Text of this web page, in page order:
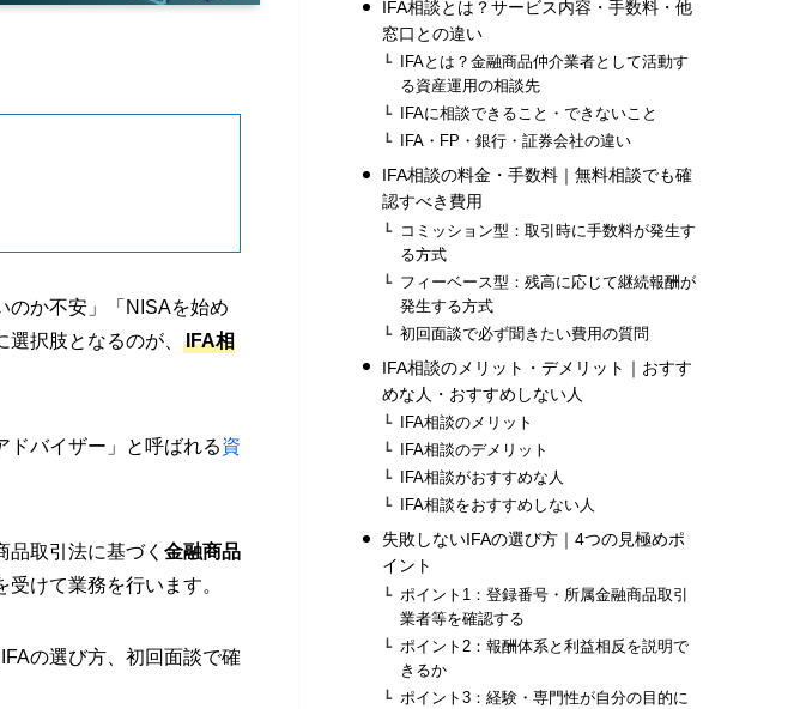
のか不安」「NISAを始め
択肢となるのが、
IFA相
ドバイザー」と呼ばれる資
取引法に基づく 金融商品
受けて業務を行います。
の選び方、初回面談で確
IFA相談とは？サービス内容・手数料・他
窓口との違い
IFAとは？金融商品仲介業者として活動す
る資産運用の相談先
IFAに相談できること・できないこと
IFA・FP・銀行・証券会社の違い
IFA相談の料金・手数料｜無料相談でも確
認すべき費用
コミッション型：取引時に手数料が発生す
る方式
フィーベース型：残高に応じて継続報酬が
発生する方式
初回面談で必ず聞きたい費用の質問
IFA相談のメリット・デメリット｜おすす
めな人・おすすめしない人
IFA相談のメリット
IFA相談のデメリット
IFA相談がおすすめな人
IFA相談をおすすめしない人
失敗しないIFAの選び方｜4つの見極めポ
イント
ポイント1：登録番号・所属金融商品取引
業者等を確認する
ポイント2：報酬体系と利益相反を説明で
きるか
ポイント3：経験・専門性が自分の目的に